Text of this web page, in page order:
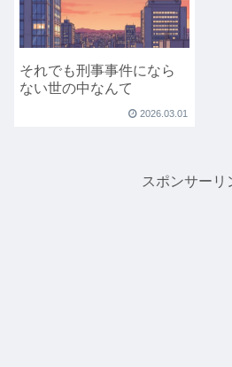
それでも刑事事件になら
ない世の中なんて
2026.03.01
スポンサーリ